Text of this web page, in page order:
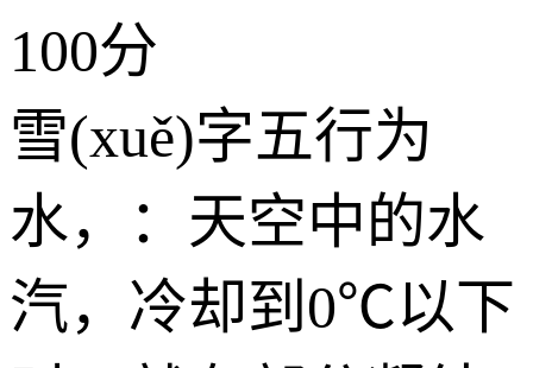
100分
雪(xuě)字五行为
水，：天空中的水
汽，冷却到0℃以下